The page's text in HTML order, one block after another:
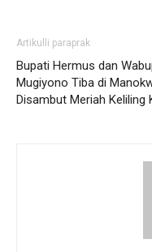
Artikulli paraprak
Bupati Hermus dan
Mugiyono Tiba di
Disambut Meriah Keliling